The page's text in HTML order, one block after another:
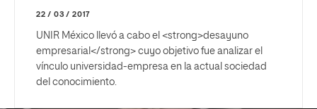
22 / 03 / 2017
UNIR México llevó a cabo el <strong>desayuno
empresarial</strong> cuyo objetivo fue analizar el
vínculo universidad-empresa en la actual sociedad
del conocimiento.